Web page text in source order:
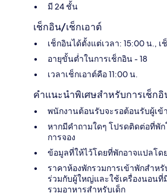
มี 24 ชั้น
เช็กอิน/เช็กเอาต์
เช็กอินได้ตั้งแต่เวลา: 15:00 น.,
อายุขั้นต่ำในการเช็กอิน - 18
เวลาเช็กเอาต์คือ 11:00 น.
คำแนะนำพิเศษสำหรับการเช็กอิ
พนักงานต้อนรับจะรอต้อนรับผู้เข้
หากมีคำถามใดๆ โปรดติดต่อที่พั
การจอง
ข้อมูลที่ให้ไว้โดยที่พักอาจแปลโด
ราคาห้องพักรวมการเข้าพักสำหรั
ร่วมกับผู้ใหญ่และใช้เครื่องนอนที่
รวมอาหารสำหรับเด็ก